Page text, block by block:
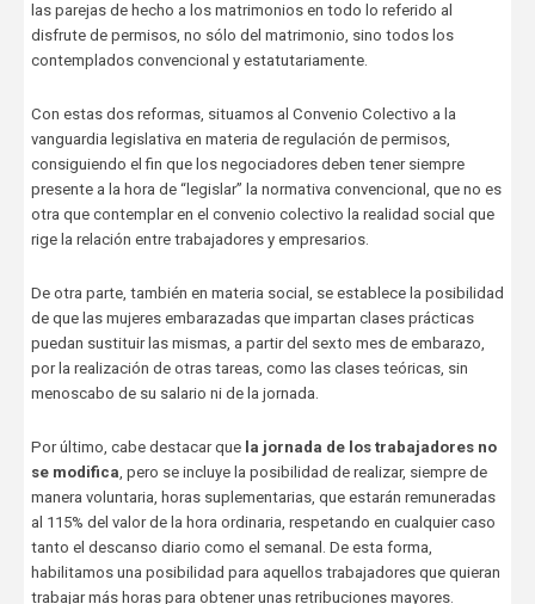
las parejas de hecho a los matrimonios en todo lo referido al
disfrute de permisos, no sólo del matrimonio, sino todos los
contemplados convencional y estatutariamente.
Con estas dos reformas, situamos al Convenio Colectivo a la
vanguardia legislativa en materia de regulación de permisos,
consiguiendo el fin que los negociadores deben tener siempre
presente a la hora de “legislar” la normativa convencional, que no es
otra que contemplar en el convenio colectivo la realidad social que
rige la relación entre trabajadores y empresarios.
De otra parte, también en materia social, se establece la posibilidad
de que las mujeres embarazadas que impartan clases prácticas
puedan sustituir las mismas, a partir del sexto mes de embarazo,
por la realización de otras tareas, como las clases teóricas, sin
menoscabo de su salario ni de la jornada.
Por último, cabe destacar que la jornada de los trabajadores no
se modifica, pero se incluye la posibilidad de realizar, siempre de
manera voluntaria, horas suplementarias, que estarán remuneradas
al 115% del valor de la hora ordinaria, respetando en cualquier caso
tanto el descanso diario como el semanal. De esta forma,
habilitamos una posibilidad para aquellos trabajadores que quieran
trabajar más horas para obtener unas retribuciones mayores.